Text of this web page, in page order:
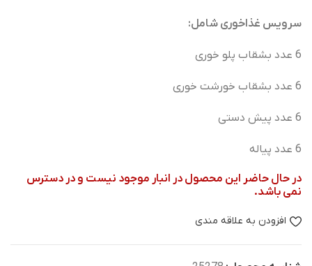
سرویس غذاخوری شامل:
6 عدد بشقاب پلو خوری
6 عدد بشقاب خورشت خوری
6 عدد پیش دستی
6 عدد پیاله
در حال حاضر این محصول در انبار موجود نیست و در دسترس
نمی باشد.
افزودن به علاقه مندی